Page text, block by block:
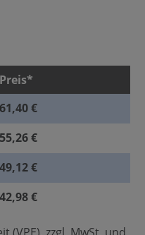
Preis*
61,40 €
55,26 €
49,12 €
42,98 €